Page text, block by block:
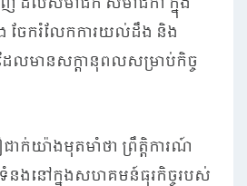
ចែករំលែកការយល់ដឹង និង
ែលមានសក្តានុពលសម្រាប់កិច្ច
ាក់យ៉ាងមុតមាំថា ព្រឹត្តិការណ៍
នងនៅក្នុងសហគមន៍ធុរកិច្ចរបស់